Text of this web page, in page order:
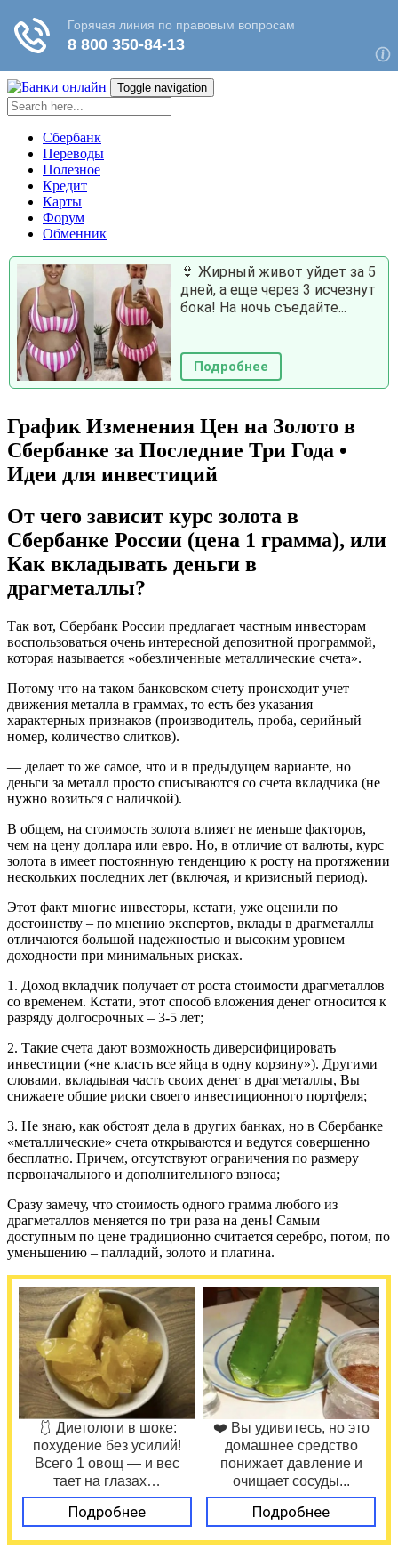
Toggle navigation
Сбербанк
Переводы
Полезное
Кредит
Карты
Форум
Обменник
👙 Жирный живот уйдет за 5
дней, а еще через 3 исчезнут
бока! На ночь съедайте...
Подробнее
График Изменения Цен на Золото в
Сбербанке за Последние Три Года •
Идеи для инвестиций
От чего зависит курс золота в
Сбербанке России (цена 1 грамма), или
Как вкладывать деньги в
драгметаллы?
Так вот, Сбербанк России предлагает частным инвесторам
воспользоваться очень интересной депозитной программой,
которая называется «обезличенные металлические счета».
Потому что на таком банковском счету происходит учет
движения металла в граммах, то есть без указания
характерных признаков (производитель, проба, серийный
номер, количество слитков).
— делает то же самое, что и в предыдущем варианте, но
деньги за металл просто списываются со счета вкладчика (не
нужно возиться с наличкой).
В общем, на стоимость золота влияет не меньше факторов,
чем на цену доллара или евро. Но, в отличие от валюты, курс
золота в имеет постоянную тенденцию к росту на протяжении
нескольких последних лет (включая, и кризисный период).
Этот факт многие инвесторы, кстати, уже оценили по
достоинству – по мнению экспертов, вклады в драгметаллы
отличаются большой надежностью и высоким уровнем
доходности при минимальных рисках.
1. Доход вкладчик получает от роста стоимости драгметаллов
со временем. Кстати, этот способ вложения денег относится к
разряду долгосрочных – 3-5 лет;
2. Такие счета дают возможность диверсифицировать
инвестиции («не класть все яйца в одну корзину»). Другими
словами, вкладывая часть своих денег в драгметаллы, Вы
снижаете общие риски своего инвестиционного портфеля;
3. Не знаю, как обстоят дела в других банках, но в Сбербанке
«металлические» счета открываются и ведутся совершенно
бесплатно. Причем, отсутствуют ограничения по размеру
первоначального и дополнительного взноса;
Сразу замечу, что стоимость одного грамма любого из
драгметаллов меняется по три раза на день! Самым
доступным по цене традиционно считается серебро, потом, по
уменьшению – палладий, золото и платина.
🩱 Диетологи в шоке:
похудение без усилий!
Всего 1 овощ — и вес
тает на глазах…
Подробнее
❤️ Вы удивитесь, но это
домашнее средство
понижает давление и
очищает сосуды...
Подробнее